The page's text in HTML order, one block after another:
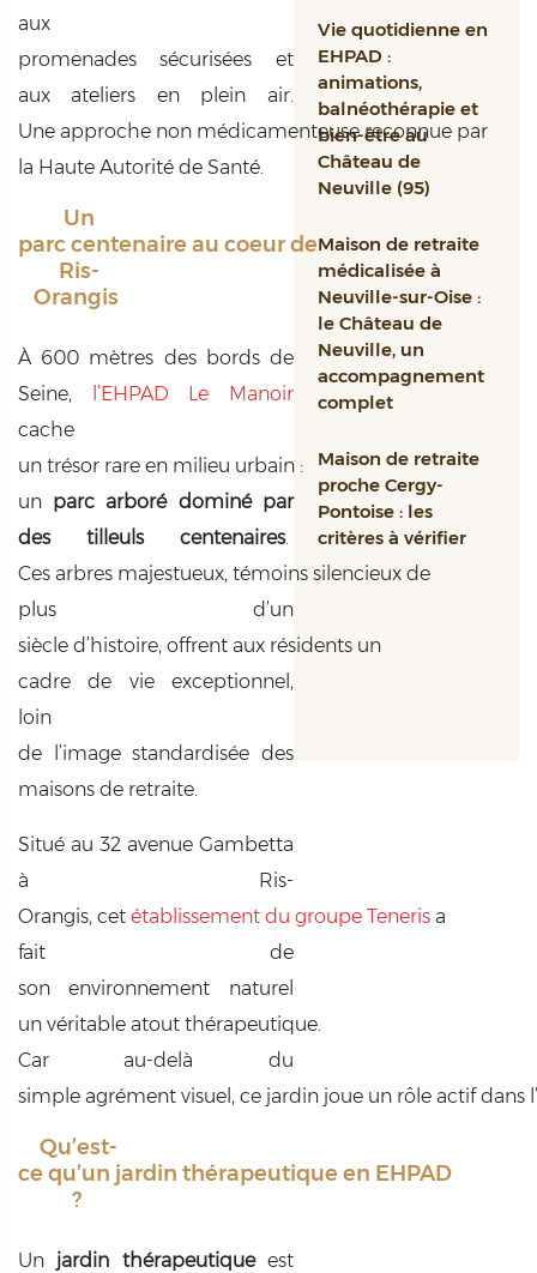
aux
promenadessécurisées et
aux ateliers enplein air.
Une approche non médicamenteuse reconnue par
la Haute Autorité de Santé.
Un
parc centenaire au coeur de
Ris-
Orangis
À 600 mètres des bords de
Seine,
l’EHPAD Le Manoir
cache
un trésor rare en milieu urbain :
un parc arboré dominé par
des tilleuls centenaires.
Ces arbres majestueux, témoins silencieux de
plus d’un
siècle d’histoire, offrent aux résidents un
cadre de vie exceptionnel,
loin
de l’image standardisée des
maisons de retraite.
Situé au 32 avenue Gambetta
à Ris-
Orangis, cet établissement du groupe Teneris a
fait de
son environnement naturel
un véritable atout thérapeutique.
Car au-delà du
simple agrément visuel, ce jardin joue un rôle actif dans l’
Qu’est-
ce qu’un jardin thérapeutique en EHPAD
?
Un jardin thérapeutiqueest
Vie quotidienne en
EHPAD :
animations,
balnéothérapie et
bien-être au
Château de
Neuville (95)
Maison de retraite
médicalisée à
Neuville-sur-Oise :
le Château de
Neuville, un
accompagnement
complet
Maison de retraite
proche Cergy-
Pontoise : les
critères à vérifier